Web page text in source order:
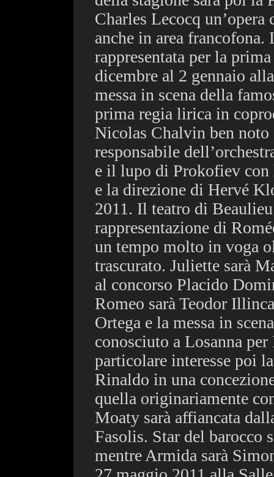
Charles Lecocq
anche in area
rappresentata per la
dicembre al 2 gennaio
messa in scena della
prima regia lirica in
Nicolas Chalvin ben noto
responsabile
e il lupo di Prokofiev con
e la direzione di Hervé
2011. Il teatro di
rappresentazione di
un tempo molto in voga
trascurato. Juliette sarà
al concorso Placido
Romeo sarà Teodor
Ortega e la messa in
conosciuto a Losanna
particolare interesse poi
Rinaldo in una
quella originariamente
Moaty sarà affiancata
Fasolis. Star del barocco
mentre Armida sarà